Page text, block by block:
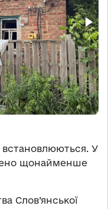
встановлюються. У
щонайменше
Слов’янської